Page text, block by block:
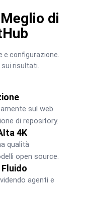
di
e configurazione.
risultati.
sul web
di repository.
4K
qualità
open source.
agenti e